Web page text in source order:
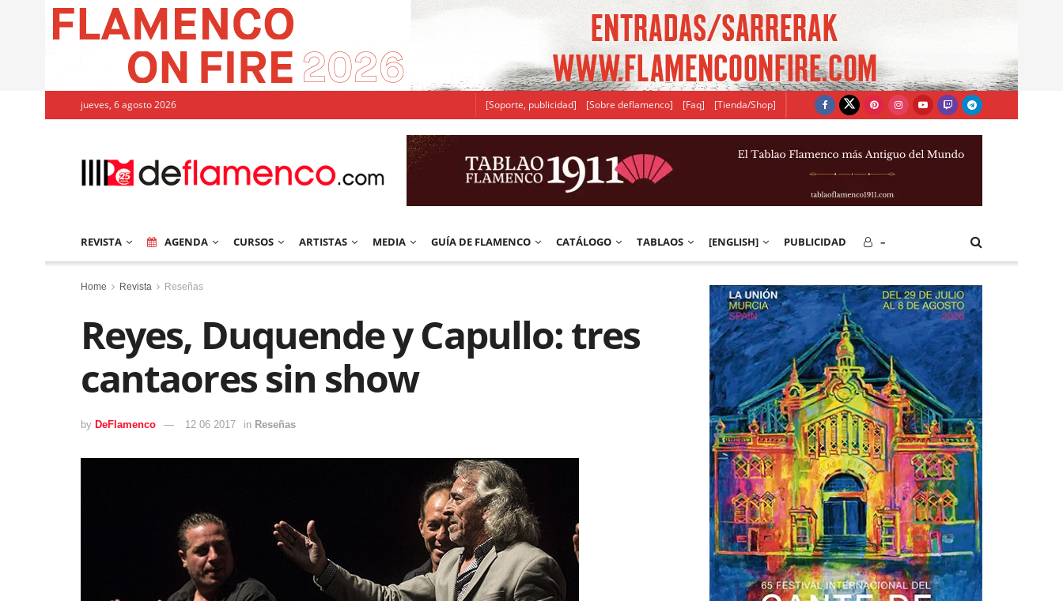
jueves, 6 agosto 2026 [Soporte, publicidad] [Sobre deflamenco] [Faq] [Tienda/Shop]
REVISTA AGENDA CURSOS ARTISTAS MEDIA GUÍA DE FLAMENCO CATÁLOGO TABLAOS [ENGLISH] PUBLICIDAD –
Home Revista Reseñas
Reyes, Duquende y Capullo: tres
cantaores sin show
by DeFlamenco 12 06 2017 in Reseñas